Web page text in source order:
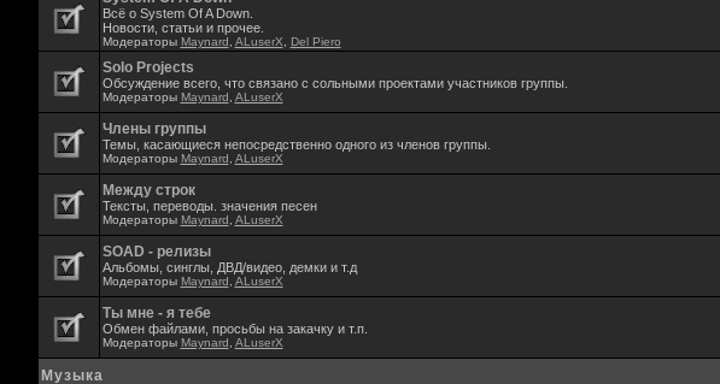
Всё о System Of A Down.
Новости, статьи и прочее.
Модераторы Maynard ALuserX Del Piero
Solo Projects
Обсуждение всего, что связано с сольными проектами участников группы.
Модераторы Maynard ALuserX
Члены группы
Темы, касающиеся непосредственно одного из членов группы.
Модераторы Maynard ALuserX
Между строк
Тексты, переводы. значения песен
Модераторы Maynard ALuserX
SOAD - релизы
Альбомы, синглы, ДВД/видео, демки и т.д
Модераторы Maynard ALuserX
Ты мне - я тебе
Обмен файлами, просьбы на закачку и т.п.
Модераторы Maynard ALuserX
Музыка